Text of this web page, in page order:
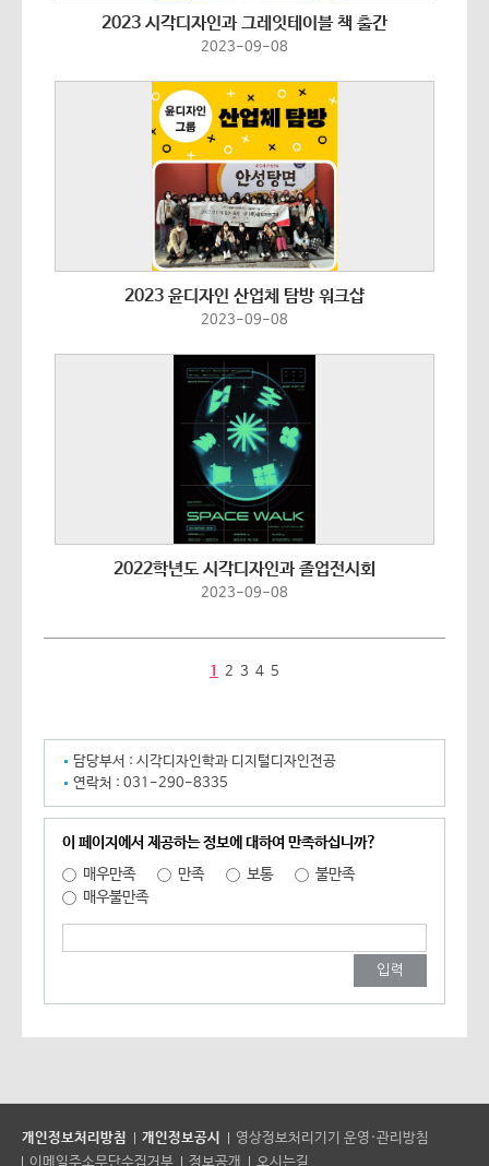
2023 시각디자인과 그레잇테이블 책 출간
2023-09-08
2023 윤디자인 산업체 탐방 워크샵
2023-09-08
2022학년도 시각디자인과 졸업전시회
2023-09-08
1 2 3 4 5
담당부서 : 시각디자인학과 디지털디자인전공
연락처 : 031-290-8335
이 페이지에서 제공하는 정보에 대하여 만족하십니까?
매우만족
만족 보통
불만족
매우불만족
개인정보처리방침 개인정보공시
영상정보처리기기 운영·관리방침
이메일주소무단수집거부
정보공개 오시는길